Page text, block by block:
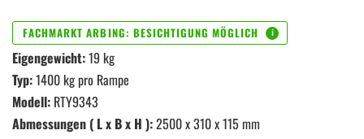
Eigengewicht:19 kg
Typ:1400 kg pro Rampe
Modell: RTY9343
Abmessungen ( L x B x H ):2500 x 310 x 115 mm